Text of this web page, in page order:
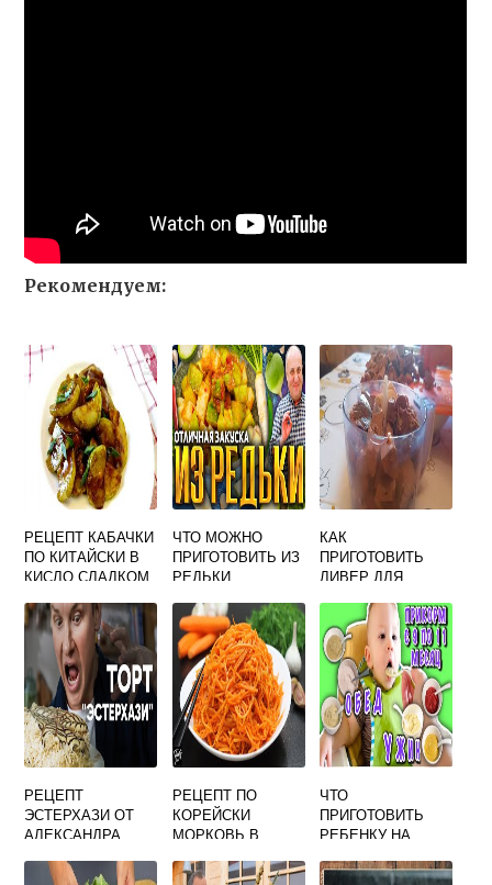
Рекомендуем:
РЕЦЕПТ КАБАЧКИ
ПО КИТАЙСКИ В
КИСЛО СЛАДКОМ
ЧТО МОЖНО
ПРИГОТОВИТЬ ИЗ
РЕДЬКИ
КАК
ПРИГОТОВИТЬ
ЛИВЕР ДЛЯ
БАРАНИНЫ
РЕЦЕПТ
ЭСТЕРХАЗИ ОТ
АЛЕКСАНДРА
РЕЦЕПТ ПО
КОРЕЙСКИ
МОРКОВЬ В
УСЛОВИЯХ
ЧТО
ПРИГОТОВИТЬ
РЕБЕНКУ НА